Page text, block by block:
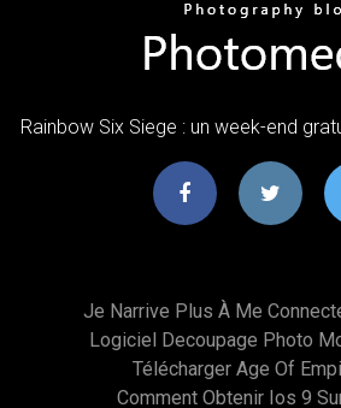
Rainbow Six Siege : un week-end
Je Narrive Plus À Me
Logiciel Decoupage Photo
Télécharger Age Of
Comment Obtenir Ios 9